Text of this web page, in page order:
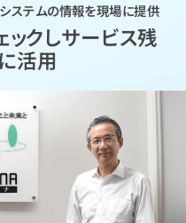
ステムの情報を現場に提供
クしサービス残
活用